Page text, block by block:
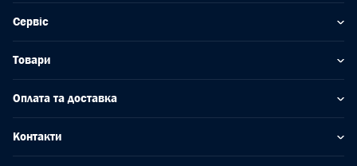
Сервіс
Товари
Оплата та доставка
Контакти